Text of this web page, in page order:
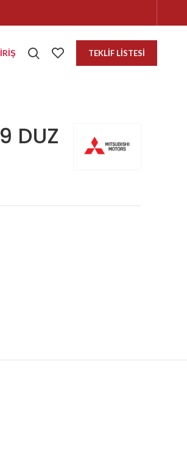
TEKLIF LISTESI
DUZ